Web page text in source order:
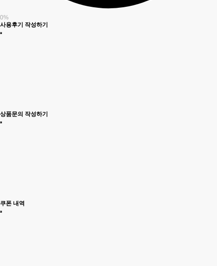
0%
사용후기 작성하기
상품문의 작성하기
쿠폰 내역